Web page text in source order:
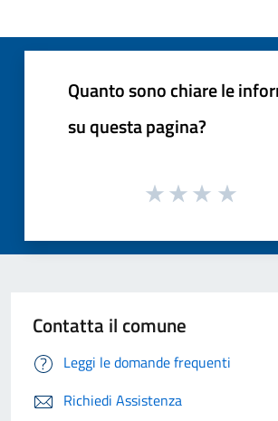
Quanto sono chiare le
su questa pagina?
Contatta il comune
Leggi le domande frequenti
Richiedi Assistenza